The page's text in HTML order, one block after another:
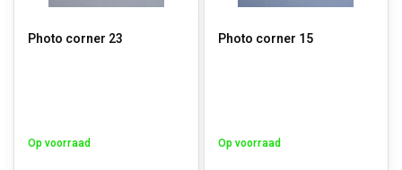
Photo corner 23
Op voorraad
Photo corner 15
Op voorraad